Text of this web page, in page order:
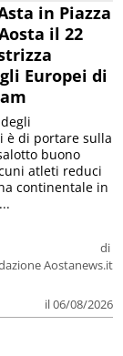
in Piazza
il 22
Europei di
di
Aostanews.it
il 06/08/2026
è di portare sulla
buono
atleti reduci
continentale in